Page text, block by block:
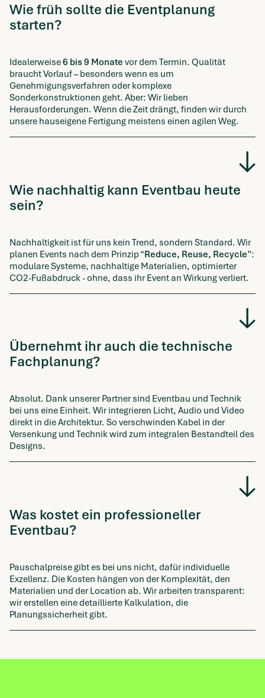
Wie früh sollte die Eventplanung
starten?
Idealerweise6 bis 9 Monate vor dem Termin. Qualität
braucht Vorlauf – besonders wenn es um
Genehmigungsverfahren oder komplexe
Sonderkonstruktionen geht. Aber: Wir lieben
Herausforderungen. Wenn die Zeit drängt, finden wir durch
unsere hauseigene Fertigung meistens einen agilen Weg.
Wie nachhaltig kann Eventbau heute
sein?
Nachhaltigkeit ist für uns kein Trend, sondern Standard. Wir
planen Events nach dem Prinzip “Reduce, Reuse, Recycle”:
modulare Systeme, nachhaltige Materialien, optimierter
CO2-Fußabdruck - ohne, dass ihr Event an Wirkung verliert.
Übernehmt ihr auch die technische
Fachplanung?
Absolut. Dank unserer Partner sind Eventbau und Technik
bei uns eine Einheit. Wir integrieren Licht, Audio und Video
direkt in die Architektur. So verschwinden Kabel in der
Versenkung und Technik wird zum integralen Bestandteil des
Designs.
Was kostet ein professioneller
Eventbau?
Pauschalpreise gibt es bei uns nicht, dafür individuelle
Exzellenz. Die Kosten hängen von der Komplexität, den
Materialien und der Location ab. Wir arbeiten transparent:
wir erstellen eine detaillierte Kalkulation, die
Planungssicherheit gibt.